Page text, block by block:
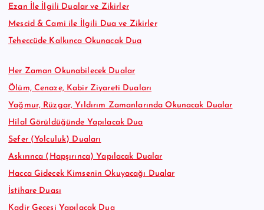
Ezan İle İlgili Dualar ve Zikirler
Mescid & Cami ile İlgili Dua ve Zikirler
Teheccüde Kalkınca Okunacak Dua
Her Zaman Okunabilecek Dualar
Ölüm, Cenaze, Kabir Ziyareti Duaları
Yağmur, Rüzgar, Yıldırım Zamanlarında Okunacak Dualar
Hilal Görüldüğünde Yapılacak Dua
Sefer (Yolculuk) Duaları
Askırınca (Hapşırınca) Yapılacak Dualar
Hacca Gidecek Kimsenin Okuyacağı Dualar
İstihare Duası
Kadir Gecesi Yapılacak Dua